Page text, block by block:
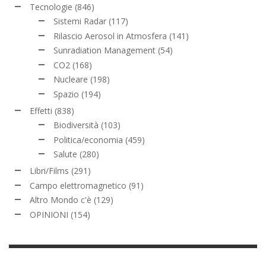
Tecnologie (846)
Sistemi Radar (117)
Rilascio Aerosol in Atmosfera (141)
Sunradiation Management (54)
CO2 (168)
Nucleare (198)
Spazio (194)
Effetti (838)
Biodiversità (103)
Politica/economia (459)
Salute (280)
Libri/Films (291)
Campo elettromagnetico (91)
Altro Mondo c'è (129)
OPINIONI (154)